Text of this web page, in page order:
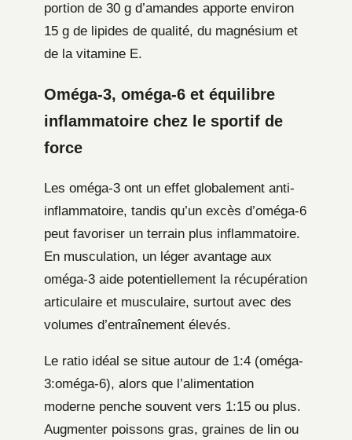
portion de 30 g d’amandes apporte environ
15 g de lipides de qualité, du magnésium et
de la vitamine E.
Oméga-3, oméga-6 et équilibre
inflammatoire chez le sportif de
force
Les oméga-3 ont un effet globalement anti-
inflammatoire, tandis qu’un excès d’oméga-6
peut favoriser un terrain plus inflammatoire.
En musculation, un léger avantage aux
oméga-3 aide potentiellement la récupération
articulaire et musculaire, surtout avec des
volumes d’entraînement élevés.
Le ratio idéal se situe autour de 1:4 (oméga-
3:oméga-6), alors que l’alimentation
moderne penche souvent vers 1:15 ou plus.
Augmenter poissons gras, graines de lin ou